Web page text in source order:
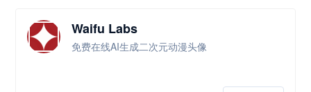
Waifu Labs
免费在线AI生成二次元动漫头像